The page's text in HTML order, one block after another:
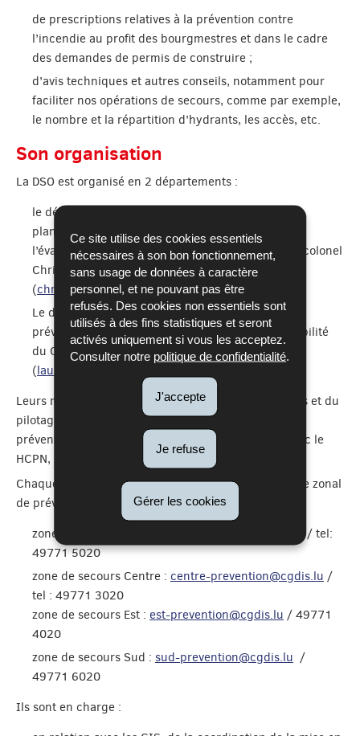
Ce site utilise des cookies essentiels
nécessaires à son bon fonctionnement,
sans usage de données à caractère
personnel, et ne pouvant pas être
refusés. Des cookies non essentiels sont
utilisés à des fins statistiques et seront
activés uniquement si vous les acceptez.
Consulter notre politique de confidentialité
J'accepte
Je refuse
Gérer les cookies
de prescriptions relatives à la prévention contre
l’incendie au profit des bourgmestres et dans le cadre
des demandes de permis de construire ;
d’avis techniques et autres conseils, notamment pour
faciliter nos opérations de secours, comme par exemple,
le nombre et la répartition d’hydrants, les accès, etc.
Son organisation
La DSO est organisé en 2 départements :
le département de planification, en charge de la
planification, des exercices, de la doctrine et de
l’évaluation, sous la responsabilité du Lieutenant-colonel
Christophe Denisan
(christophe.denisan@cgdis.lu/ tel : 49771 2630)
Le département de prévention, en charge de la
prévention contre les incendies, sous la responsabilité
du Capitaine Laurent Massard
(laurent.massard@cgdis.lu
Leurs missions sont la définition des règles générales et du
pilotage global du dispositif de planification et de
prévention. A cet effet, ils notamment en relation avec le
HCPN, l’ITM, les ministères et le gouvernement.
Chaque zone de secours dispose d’un chef de service zonal
de prévention et de planification :
zone de secours Nord :
/ tel:
49771 5020
zone de secours Centre : centre-prevention@cgdis.lu /
tel : 49771 3020
zone de secours Est : est-prevention@cgdis.lu / 49771
4020
zone de secours Sud : sud-prevention@cgdis.lu /
49771 6020
Ils sont en charge :